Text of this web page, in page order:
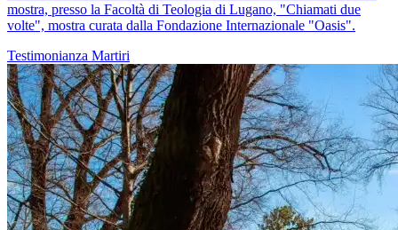
mostra, presso la Facoltà di Teologia di Lugano, "Chiamati due
volte", mostra curata dalla Fondazione Internazionale "Oasis".
Testimonianza Martiri